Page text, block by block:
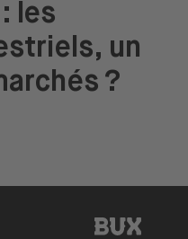
les
un
?
BUX |